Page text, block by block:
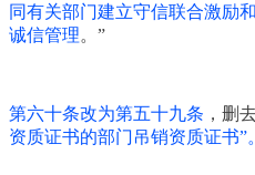
同有关部门建立守信联合激励
诚信管理。”
第六十条改为第五十九条 ，删
资质证书的部门吊销资质证书”。